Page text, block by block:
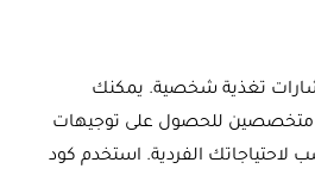
تغذية شخصية. يمكنك
متخصصين للحصول على توجيهات
لاحتياجاتك الفردية. استخدم كود